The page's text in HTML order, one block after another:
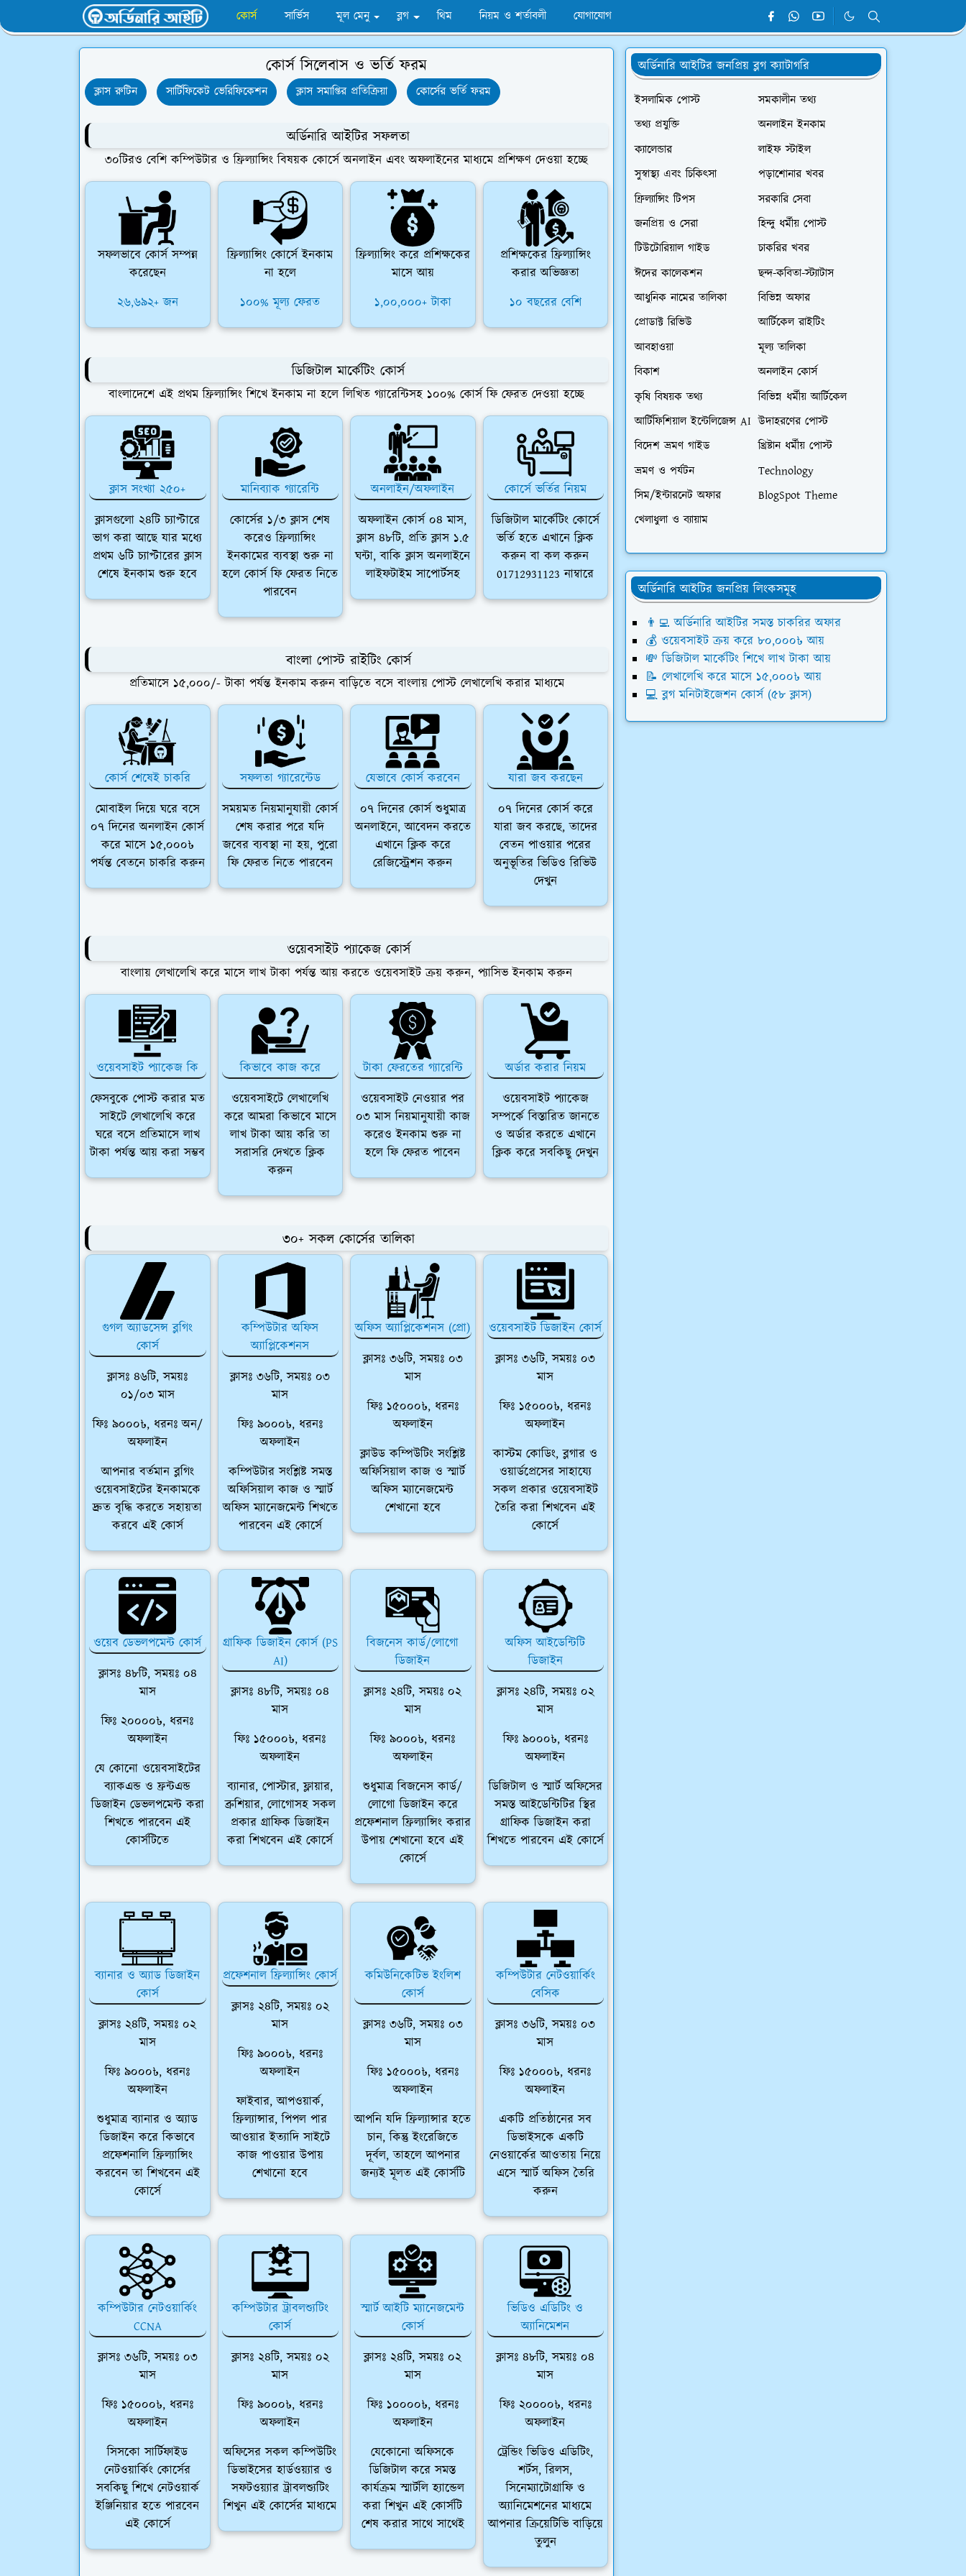
কোর্স সার্ভিস মূল মেনু ব্লগ থিম নিয়ম ও শর্তাবলী যোগাযোগ
কোর্স সিলেবাস ও ভর্তি ফরম
ক্লাস রুটিন সার্টিফিকেট ভেরিফিকেশন ক্লাস সমাপ্তির প্রতিক্রিয়া কোর্সের ভর্তি ফরম
অর্ডিনারি আইটির সফলতা
৩০টিরও বেশি কম্পিউটার ও ফ্রিল্যান্সিং বিষয়ক কোর্সে অনলাইন এবং অফলাইনের মাধ্যমে প্রশিক্ষণ দেওয়া হচ্ছে
সফলভাবে কোর্স সম্পন্ন
করেছেন
২৬,৬৯২+ জন
ফ্রিল্যান্সিং কোর্সে ইনকাম
না হলে
১০০% মূল্য ফেরত
ফ্রিল্যান্সিং করে প্রশিক্ষকের
মাসে আয়
১,০০,০০০+ টাকা
প্রশিক্ষকের ফ্রিল্যান্সিং
করার অভিজ্ঞতা
১০ বছরের বেশি
ডিজিটাল মার্কেটিং কোর্স
বাংলাদেশে এই প্রথম ফ্রিল্যান্সিং শিখে ইনকাম না হলে লিখিত গ্যারেন্টিসহ ১০০% কোর্স ফি ফেরত দেওয়া হচ্ছে
ক্লাস সংখ্যা ২৫০+
ক্লাসগুলো ২৪টি চ্যাপ্টারে
ভাগ করা আছে যার মধ্যে
প্রথম ৬টি চ্যাপ্টারের ক্লাস
শেষে ইনকাম শুরু হবে
মানিব্যাক গ্যারেন্টি
কোর্সের ১/৩ ক্লাস শেষ
করেও ফ্রিল্যান্সিং
ইনকামের ব্যবস্থা শুরু না
হলে কোর্স ফি ফেরত নিতে
পারবেন
অনলাইন/অফলাইন
অফলাইন কোর্স ০৪ মাস,
ক্লাস ৪৮টি, প্রতি ক্লাস ১.৫
ঘন্টা, বাকি ক্লাস অনলাইনে
লাইফটাইম সাপোর্টসহ
কোর্সে ভর্তির নিয়ম
ডিজিটাল মার্কেটিং কোর্সে
ভর্তি হতে এখানে ক্লিক
করুন বা কল করুন
01712931123 নাম্বারে
বাংলা পোস্ট রাইটিং কোর্স
প্রতিমাসে ১৫,০০০/- টাকা পর্যন্ত ইনকাম করুন বাড়িতে বসে বাংলায় পোস্ট লেখালেখি করার মাধ্যমে
কোর্স শেষেই চাকরি
মোবাইল দিয়ে ঘরে বসে
০৭ দিনের অনলাইন কোর্স
করে মাসে ১৫,০০০৳
পর্যন্ত বেতনে চাকরি করুন
সফলতা গ্যারেন্টেড
সময়মত নিয়মানুযায়ী কোর্স
শেষ করার পরে যদি
জবের ব্যবস্থা না হয়, পুরো
ফি ফেরত নিতে পারবেন
যেভাবে কোর্স করবেন
০৭ দিনের কোর্স শুধুমাত্র
অনলাইনে, আবেদন করতে
এখানে ক্লিক করে
রেজিস্ট্রেশন করুন
যারা জব করছেন
০৭ দিনের কোর্স করে
যারা জব করছে, তাদের
বেতন পাওয়ার পরের
অনুভূতির ভিডিও রিভিউ
দেখুন
ওয়েবসাইট প্যাকেজ কোর্স
বাংলায় লেখালেখি করে মাসে লাখ টাকা পর্যন্ত আয় করতে ওয়েবসাইট ক্রয় করুন, প্যাসিভ ইনকাম করুন
ওয়েবসাইট প্যাকেজ কি
ফেসবুকে পোস্ট করার মত
সাইটে লেখালেখি করে
ঘরে বসে প্রতিমাসে লাখ
টাকা পর্যন্ত আয় করা সম্ভব
কিভাবে কাজ করে
ওয়েবসাইটে লেখালেখি
করে আমরা কিভাবে মাসে
লাখ টাকা আয় করি তা
সরাসরি দেখতে ক্লিক
করুন
টাকা ফেরতের গ্যারেন্টি
ওয়েবসাইট নেওয়ার পর
০৩ মাস নিয়মানুযায়ী কাজ
করেও ইনকাম শুরু না
হলে ফি ফেরত পাবেন
অর্ডার করার নিয়ম
ওয়েবসাইট প্যাকেজ
সম্পর্কে বিস্তারিত জানতে
ও অর্ডার করতে এখানে
ক্লিক করে সবকিছু দেখুন
৩০+ সকল কোর্সের তালিকা
গুগল অ্যাডসেন্স ব্লগিং
কোর্স
ক্লাসঃ ৪৬টি, সময়ঃ
০১/০৩ মাস
ফিঃ ৯০০০৳, ধরনঃ অন/
অফলাইন
আপনার বর্তমান ব্লগিং
ওয়েবসাইটের ইনকামকে
দ্রুত বৃদ্ধি করতে সহায়তা
করবে এই কোর্স
কম্পিউটার অফিস
অ্যাপ্লিকেশনস
ক্লাসঃ ৩৬টি, সময়ঃ ০৩
মাস
ফিঃ ৯০০০৳, ধরনঃ
অফলাইন
কম্পিউটার সংশ্লিষ্ট সমস্ত
অফিসিয়াল কাজ ও স্মার্ট
অফিস ম্যানেজমেন্ট শিখতে
পারবেন এই কোর্সে
অফিস অ্যাপ্লিকেশনস (প্রো)
ক্লাসঃ ৩৬টি, সময়ঃ ০৩
মাস
ফিঃ ১৫০০০৳, ধরনঃ
অফলাইন
ক্লাউড কম্পিউটিং সংশ্লিষ্ট
অফিসিয়াল কাজ ও স্মার্ট
অফিস ম্যানেজমেন্ট
শেখানো হবে
ওয়েবসাইট ডিজাইন কোর্স
ক্লাসঃ ৩৬টি, সময়ঃ ০৩
মাস
ফিঃ ১৫০০০৳, ধরনঃ
অফলাইন
কাস্টম কোডিং, ব্লগার ও
ওয়ার্ডপ্রেসের সাহায্যে
সকল প্রকার ওয়েবসাইট
তৈরি করা শিখবেন এই
কোর্সে
ওয়েব ডেভলপমেন্ট কোর্স
ক্লাসঃ ৪৮টি, সময়ঃ ০৪
মাস
ফিঃ ২০০০০৳, ধরনঃ
অফলাইন
যে কোনো ওয়েবসাইটের
ব্যাকএন্ড ও ফ্রন্টএন্ড
ডিজাইন ডেভলপমেন্ট করা
শিখতে পারবেন এই
কোর্সটিতে
গ্রাফিক ডিজাইন কোর্স (PS
AI)
ক্লাসঃ ৪৮টি, সময়ঃ ০৪
মাস
ফিঃ ১৫০০০৳, ধরনঃ
অফলাইন
ব্যানার, পোস্টার, ফ্লায়ার,
ব্রুশিয়ার, লোগোসহ সকল
প্রকার গ্রাফিক ডিজাইন
করা শিখবেন এই কোর্সে
বিজনেস কার্ড/লোগো
ডিজাইন
ক্লাসঃ ২৪টি, সময়ঃ ০২
মাস
ফিঃ ৯০০০৳, ধরনঃ
অফলাইন
শুধুমাত্র বিজনেস কার্ড/
লোগো ডিজাইন করে
প্রফেশনাল ফ্রিল্যান্সিং করার
উপায় শেখানো হবে এই
কোর্সে
অফিস আইডেন্টিটি
ডিজাইন
ক্লাসঃ ২৪টি, সময়ঃ ০২
মাস
ফিঃ ৯০০০৳, ধরনঃ
অফলাইন
ডিজিটাল ও স্মার্ট অফিসের
সমস্ত আইডেন্টিটির স্থির
গ্রাফিক ডিজাইন করা
শিখতে পারবেন এই কোর্সে
ব্যানার ও অ্যাড ডিজাইন
কোর্স
ক্লাসঃ ২৪টি, সময়ঃ ০২
মাস
ফিঃ ৯০০০৳, ধরনঃ
অফলাইন
শুধুমাত্র ব্যানার ও অ্যাড
ডিজাইন করে কিভাবে
প্রফেশনালি ফ্রিল্যান্সিং
করবেন তা শিখবেন এই
কোর্সে
প্রফেশনাল ফ্রিল্যান্সিং কোর্স
ক্লাসঃ ২৪টি, সময়ঃ ০২
মাস
ফিঃ ৯০০০৳, ধরনঃ
অফলাইন
ফাইবার, আপওয়ার্ক,
ফ্রিল্যান্সার, পিপল পার
আওয়ার ইত্যাদি সাইটে
কাজ পাওয়ার উপায়
শেখানো হবে
কমিউনিকেটিভ ইংলিশ
কোর্স
ক্লাসঃ ৩৬টি, সময়ঃ ০৩
মাস
ফিঃ ১৫০০০৳, ধরনঃ
অফলাইন
আপনি যদি ফ্রিল্যান্সার হতে
চান, কিন্তু ইংরেজিতে
দূর্বল, তাহলে আপনার
জন্যই মূলত এই কোর্সটি
কম্পিউটার নেটওয়ার্কিং
বেসিক
ক্লাসঃ ৩৬টি, সময়ঃ ০৩
মাস
ফিঃ ১৫০০০৳, ধরনঃ
অফলাইন
একটি প্রতিষ্ঠানের সব
ডিভাইসকে একটি
নেওয়ার্কের আওতায় নিয়ে
এসে স্মার্ট অফিস তৈরি
করুন
কম্পিউটার নেটওয়ার্কিং
CCNA
ক্লাসঃ ৩৬টি, সময়ঃ ০৩
মাস
ফিঃ ১৫০০০৳, ধরনঃ
অফলাইন
সিসকো সার্টিফাইড
নেটওয়ার্কিং কোর্সের
সবকিছু শিখে নেটওয়ার্ক
ইঞ্জিনিয়ার হতে পারবেন
এই কোর্সে
কম্পিউটার ট্রাবলশ্যুটিং
কোর্স
ক্লাসঃ ২৪টি, সময়ঃ ০২
মাস
ফিঃ ৯০০০৳, ধরনঃ
অফলাইন
অফিসের সকল কম্পিউটিং
ডিভাইসের হার্ডওয়্যার ও
সফটওয়্যার ট্রাবলশ্যুটিং
শিখুন এই কোর্সের মাধ্যমে
স্মার্ট আইটি ম্যানেজমেন্ট
কোর্স
ক্লাসঃ ২৪টি, সময়ঃ ০২
মাস
ফিঃ ১০০০০৳, ধরনঃ
অফলাইন
যেকোনো অফিসকে
ডিজিটাল করে সমস্ত
কার্যক্রম স্মার্টলি হ্যান্ডেল
করা শিখুন এই কোর্সটি
শেষ করার সাথে সাথেই
ভিডিও এডিটিং ও
অ্যানিমেশন
ক্লাসঃ ৪৮টি, সময়ঃ ০৪
মাস
ফিঃ ২০০০০৳, ধরনঃ
অফলাইন
ট্রেন্ডিং ভিডিও এডিটিং,
শর্টস, রিলস,
সিনেম্যাটোগ্রাফি ও
অ্যানিমেশনের মাধ্যমে
আপনার ক্রিয়েটিভি বাড়িয়ে
তুলুন
অর্ডিনারি আইটির জনপ্রিয় ব্লগ ক্যাটাগরি
ইসলামিক পোস্ট
সমকালীন তথ্য
তথ্য প্রযুক্তি
অনলাইন ইনকাম
ক্যালেন্ডার
লাইফ স্টাইল
সুস্বাস্থ্য এবং চিকিৎসা
পড়াশোনার খবর
ফ্রিল্যান্সিং টিপস
সরকারি সেবা
জনপ্রিয় ও সেরা
হিন্দু ধর্মীয় পোস্ট
টিউটোরিয়াল গাইড
চাকরির খবর
ঈদের কালেকশন
ছন্দ-কবিতা-স্ট্যাটাস
আধুনিক নামের তালিকা
বিভিন্ন অফার
প্রোডাক্ট রিভিউ
আর্টিকেল রাইটিং
আবহাওয়া
মূল্য তালিকা
বিকাশ
অনলাইন কোর্স
কৃষি বিষয়ক তথ্য
বিভিন্ন ধর্মীয় আর্টিকেল
আর্টিফিশিয়াল ইন্টেলিজেন্স AI উদাহরণের পোস্ট
বিদেশ ভ্রমণ গাইড
খ্রিষ্টান ধর্মীয় পোস্ট
ভ্রমণ ও পর্যটন
Technology
সিম/ইন্টারনেট অফার
BlogSpot Theme
খেলাধুলা ও ব্যায়াম
অর্ডিনারি আইটির জনপ্রিয় লিংকসমূহ
👨‍💻 অর্ডিনারি আইটির সমস্ত চাকরির অফার
💰 ওয়েবসাইট ক্রয় করে ৮০,০০০৳ আয়
💸 ডিজিটাল মার্কেটিং শিখে লাখ টাকা আয়
📝 লেখালেখি করে মাসে ১৫,০০০৳ আয়
💻 ব্লগ মনিটাইজেশন কোর্স (৫৮ ক্লাস)